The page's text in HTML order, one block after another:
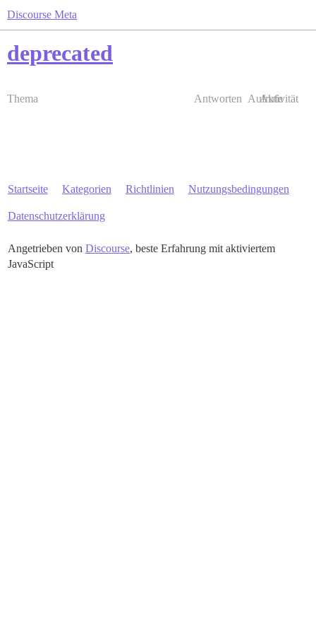
Discourse Meta
deprecated
Thema Antworten Aufrufe
Aktivität
Startseite Kategorien Richtlinien Nutzungsbedingungen
Datenschutzerklärung
Angetrieben von Discourse, beste Erfahrung mit aktiviertem
JavaScript